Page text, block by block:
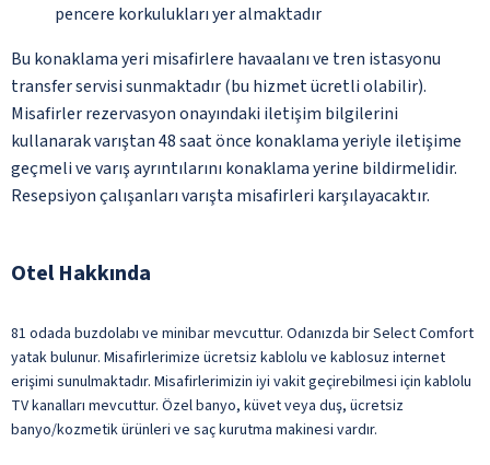
pencere korkulukları yer almaktadır
Bu konaklama yeri misafirlere havaalanı ve tren istasyonu
transfer servisi sunmaktadır (bu hizmet ücretli olabilir).
Misafirler rezervasyon onayındaki iletişim bilgilerini
kullanarak varıştan 48 saat önce konaklama yeriyle iletişime
geçmeli ve varış ayrıntılarını konaklama yerine bildirmelidir.
Resepsiyon çalışanları varışta misafirleri karşılayacaktır.
Otel Hakkında
81 odada buzdolabı ve minibar mevcuttur. Odanızda bir Select Comfort
yatak bulunur. Misafirlerimize ücretsiz kablolu ve kablosuz internet
erişimi sunulmaktadır. Misafirlerimizin iyi vakit geçirebilmesi için kablolu
TV kanalları mevcuttur. Özel banyo, küvet veya duş, ücretsiz
banyo/kozmetik ürünleri ve saç kurutma makinesi vardır.